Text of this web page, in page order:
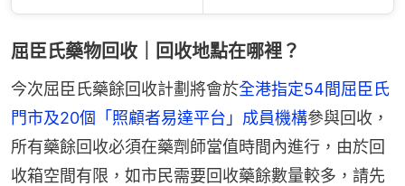
屈臣氏藥物回收｜回收地點在哪裡？
今次屈臣氏藥餘回收計劃將會於全港指定54間屈臣氏
門市及20個「照顧者易達平台」成員機構參與回收，
所有藥餘回收必須在藥劑師當值時間內進行，由於回
收箱空間有限，如市民需要回收藥餘數量較多，請先